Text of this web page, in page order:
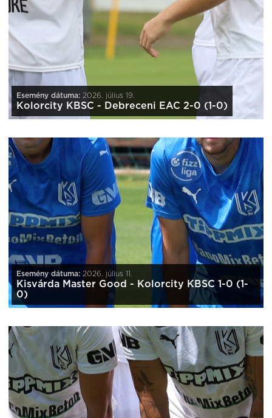
Esemény dátuma: 2026. július 19.
Kolorcity KBSC - Debreceni EAC 2-0 (1-0)
Esemény dátuma: 2026. július 11.
Kisvárda Master Good - Kolorcity KBSC 1-0 (1-
0)